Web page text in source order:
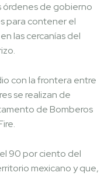
órdenes de gobierno
para contener el
las cercanías del
con la frontera entre
se realizan de
de Bomberos
90 por ciento del
mexicano y que,